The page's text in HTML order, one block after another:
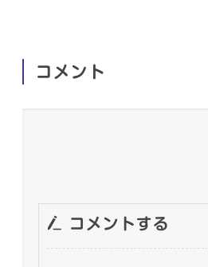
コメント
コメントする